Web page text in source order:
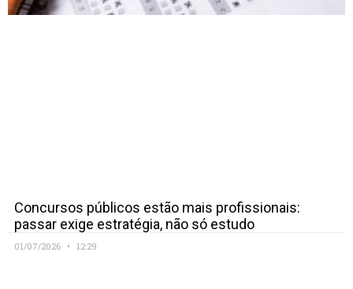
Concursos públicos estão mais profissionais:
passar exige estratégia, não só estudo
01/07/2026 12:29